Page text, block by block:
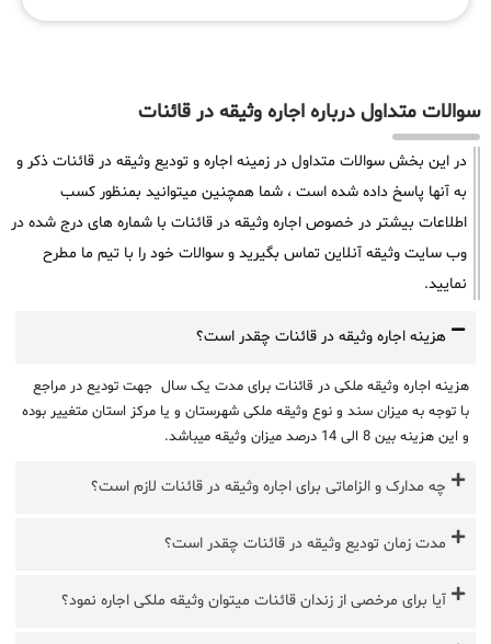
سوالات متداول درباره اجاره وثیقه در قائنات
در این بخش سوالات متداول در زمینه اجاره و تودیع وثیقه در قائنات ذکر و
به آنها پاسخ داده شده است ، شما همچنین میتوانید بمنظور کسب
اطلاعات بیشتر در خصوص اجاره وثیقه در قائنات با شماره های درج شده در
وب سایت وثیقه آنلاین تماس بگیرید و سوالات خود را با تیم ما مطرح
نمایید.
هزینه اجاره وثیقه در قائنات چقدر است؟
هزینه اجاره وثیقه ملکی در قائنات برای مدت یک سال جهت تودیع در مراجع
با توجه به میزان سند و نوع وثیقه ملکی شهرستان و یا مرکز استان متغییر بوده
و این هزینه بین 8 الی 14 درصد میزان وثیقه میباشد.
چه مدارک و الزاماتی برای اجاره وثیقه در قائنات لازم است؟
مدت زمان تودیع وثیقه در قائنات چقدر است؟
آیا برای مرخصی از زندان قائنات میتوان وثیقه ملکی اجاره نمود؟